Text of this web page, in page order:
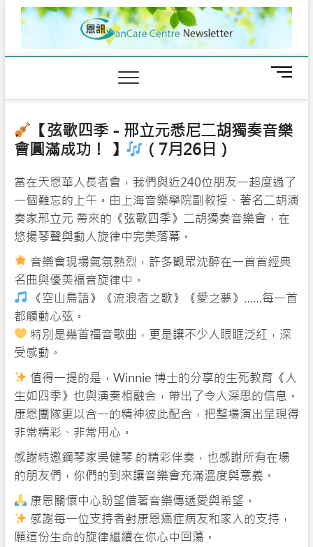
Skip
M
n
B
t
o
n
【弦歌四季－邢立元悉尼二胡獨奏音樂
會圓滿成功！ 】
（7月26日）
當在天恩華人長者會，我們與近240位朋友一起度過了
一個難忘的上午。由上海音樂學院副教授、著名二胡演
奏家邢立元 帶來的《弦歌四季》二胡獨奏音樂會，在
悠揚琴聲與動人旋律中完美落幕。
音樂會現場氣氛熱烈，許多觀眾沈醉在一首首經典
名曲與優美福音旋律中。
《空山鳥語》《流浪者之歌》《愛之夢》……每一首
都觸動心弦。
特別是幾首福音歌曲，更是讓不少人眼眶泛紅，深
受感動。
值得一提的是，Winnie 博士的分享的生死教育《人
生如四季》也與演奏相融合，帶出了令人深思的信息。
康恩團隊更以合一的精神彼此配合，把整場演出呈現得
非常精彩、非常用心。
感謝特邀鋼琴家吳健琴 的精彩伴奏，也感謝所有在場
的朋友們，你們的到來讓音樂會充滿溫度與意義。
康恩關懷中心盼望借著音樂傳遞愛與希望。
感謝每一位支持者對康恩癌症病友和家人的支持，
願這份生命的旋律繼續在你心中回蕩。